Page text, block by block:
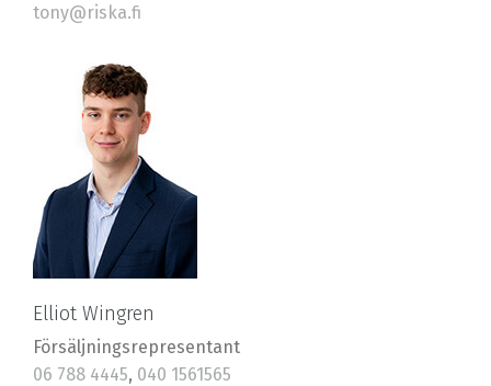
tony@riska.fi
Elliot Wingren
Försäljningsrepresentant
06 788 4445, 040 1561565